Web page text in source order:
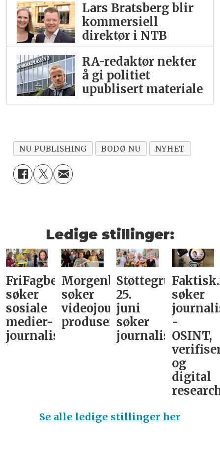
Lars Bratsberg blir
kommersiell
direktør i NTB
RA-redaktør nekter
å gi politiet
upublisert materiale
NU PUBLISHING BODØ NU NYHET
Ledige stillinger:
FriFagbevegelse
søker
sosiale
medier-
journalist
Morgenbladet
søker
videojournalist/podkast-
produsent
Støttegruppa
25.
juni
søker
journalist
søker
-
OSINT,
og
digital
Se alle ledige stillinger her